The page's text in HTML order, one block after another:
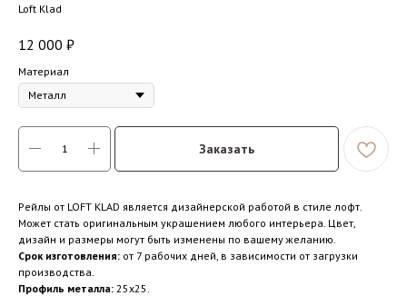
Loft Klad
12 000 ₽
Материал
Металл
Заказать
Рейлы от LOFT KLAD является дизайнерской работой в стиле лофт.
Может стать оригинальным украшением любого интерьера. Цвет,
дизайн и размеры могут быть изменены по вашему желанию.
Срок изготовления: от 7 рабочих дней, в зависимости от загрузки
производства.
Профиль металла: 25x25.